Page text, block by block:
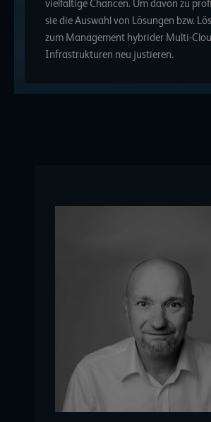
vielfältige Chancen. Um davon zu
sie die Auswahl von Lösungen bzw.
zum Management hybrider Multi-
Infrastrukturen neu justieren.